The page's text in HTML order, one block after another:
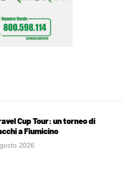
Cup Tour: un torneo di
a Fiumicino
2026